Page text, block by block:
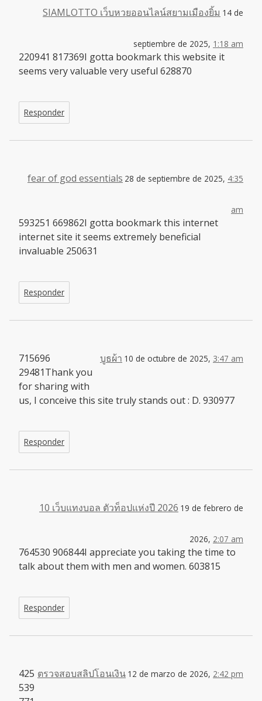
SIAMLOTTO เว็บหวยออนไลน์สยามเมืองยิ้ม 14 de
septiembre de 2025, 1:18 am
220941 817369I gotta bookmark this website it
seems very valuable very useful 628870
Responder
fear of god essentials 28 de septiembre de 2025, 4:35
am
593251 669862I gotta bookmark this internet
internet site it seems extremely beneficial
invaluable 250631
Responder
บูธผ้า 10 de octubre de 2025, 3:47 am
715696
29481Thank you
for sharing with
us, I conceive this site truly stands out : D. 930977
Responder
10 เว็บแทงบอล ตัวท็อปแห่งปี 2026 19 de febrero de
2026, 2:07 am
764530 906844I appreciate you taking the time to
talk about them with men and women. 603815
Responder
ตรวจสอบสลิปโอนเงิน 12 de marzo de 2026, 2:42 pm
425
539